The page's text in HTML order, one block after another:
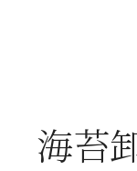
海苔